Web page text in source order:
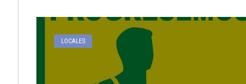
LOCALES